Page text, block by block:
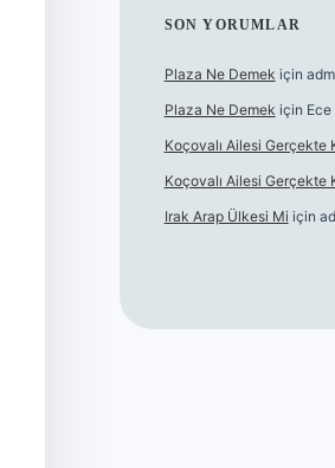
SON YORUMLAR
Plaza Ne Demek için
Plaza Ne Demek için Ece
Koçovalı Ailesi Gerçekte
Koçovalı Ailesi Gerçekte
Irak Arap Ülkesi Mi için